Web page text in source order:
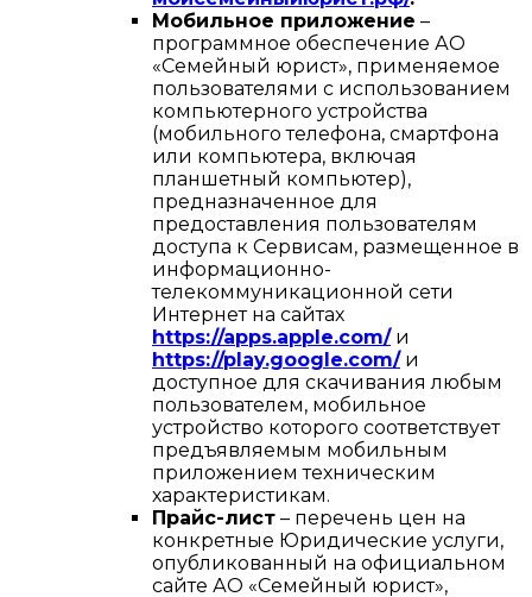
Мобильное приложение –
программное обеспечение АО
«Семейный юрист», применяемое
пользователями с использованием
компьютерного устройства
(мобильного телефона, смартфона
или компьютера, включая
планшетный компьютер),
предназначенное для
предоставления пользователям
доступа к Сервисам, размещенное в
информационно-
телекоммуникационной сети
Интернет на сайтах
https://apps.apple.com/и
https://play.google.com/и
доступное для скачивания любым
пользователем, мобильное
устройство которого соответствует
предъявляемым мобильным
приложением техническим
характеристикам.
Прайс-лист – перечень цен на
конкретные Юридические услуги,
опубликованный на официальном
сайте АО «Семейный юрист»,